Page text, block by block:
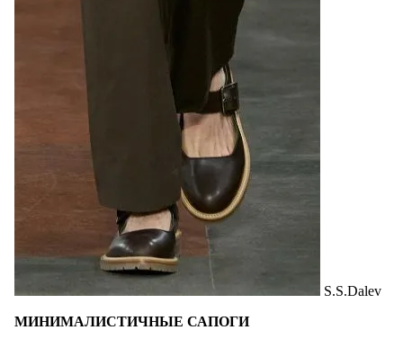
S.S.Dalev
МИНИМАЛИСТИЧНЫЕ САПОГИ